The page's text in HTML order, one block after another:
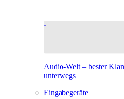
Audio-Welt – bester
unterwegs
Eingabegeräte